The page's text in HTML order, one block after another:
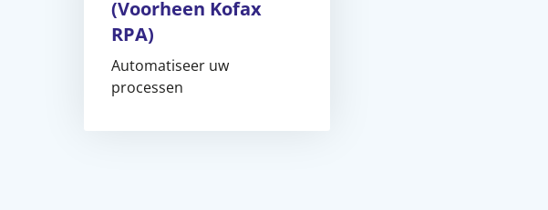
(Voorheen Kofax
RPA)
Automatiseer uw
processen